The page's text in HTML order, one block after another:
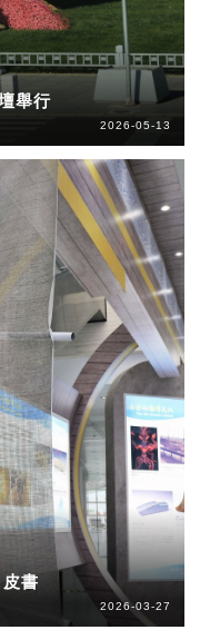
舉行
2026-05-13
書
2026-03-27